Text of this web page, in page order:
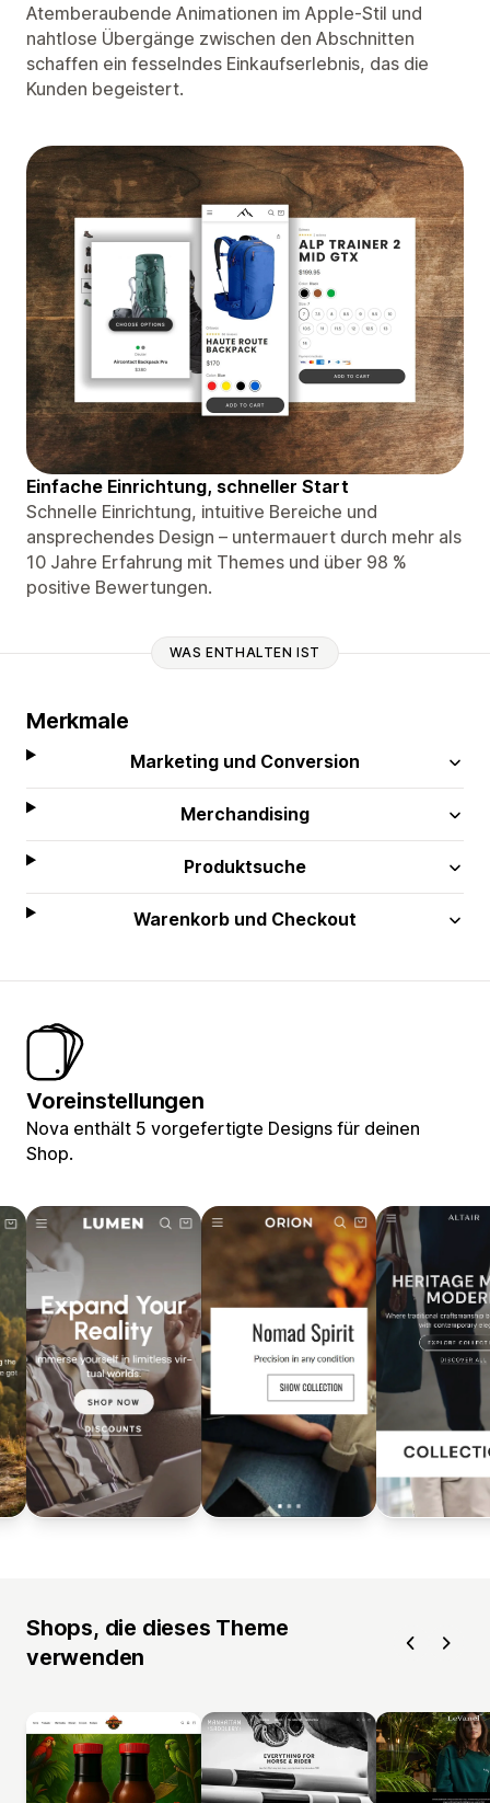
Atemberaubende Animationen im Apple-Stil und
nahtlose Übergänge zwischen den Abschnitten
schaffen ein fesselndes Einkaufserlebnis, das die
Kunden begeistert.
Einfache Einrichtung, schneller Start
Schnelle Einrichtung, intuitive Bereiche und
ansprechendes Design – untermauert durch mehr als
10 Jahre Erfahrung mit Themes und über 98 %
positive Bewertungen.
WAS ENTHALTEN IST
Merkmale
Marketing und Conversion
Merchandising
Produktsuche
Warenkorb und Checkout
Voreinstellungen
Nova enthält 5 vorgefertigte Designs für deinen
Shop.
Shops, die dieses Theme
verwenden